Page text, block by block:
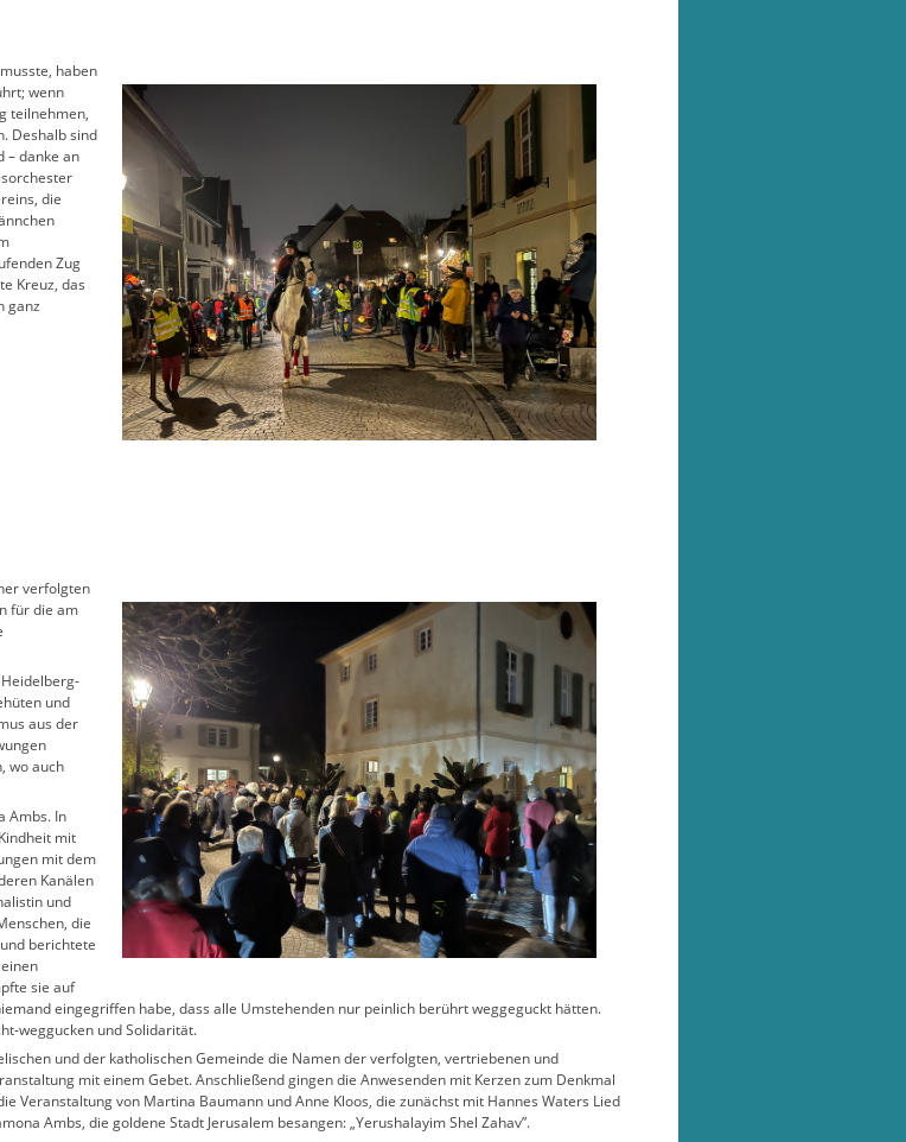
haben
wenn
teilnehmen,
Deshalb sind
– danke an
die
Zug
Kreuz, das
ganz
verfolgten
für die am
und
aus der
wo auch
Ambs. In
mit
mit dem
Kanälen
und
die
berichtete
sie auf
eingegriffen habe, dass alle Umstehenden nur peinlich berührt weggeguckt hätten.
weggucken und Solidarität.
und der katholischen Gemeinde die Namen der verfolgten, vertriebenen und
mit einem Gebet. Anschließend gingen die Anwesenden mit Kerzen zum Denkmal
Veranstaltung von Martina Baumann und Anne Kloos, die zunächst mit Hannes Waters Lied
Ambs, die goldene Stadt Jerusalem besangen: „Yerushalayim Shel Zahav”.